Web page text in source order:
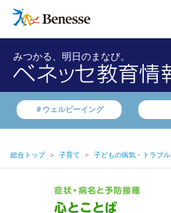
みつかる、明日のまなび。
＃ウェルビーイング
総合トップ ＞ 子育て ＞ 子どもの病気・トラブル